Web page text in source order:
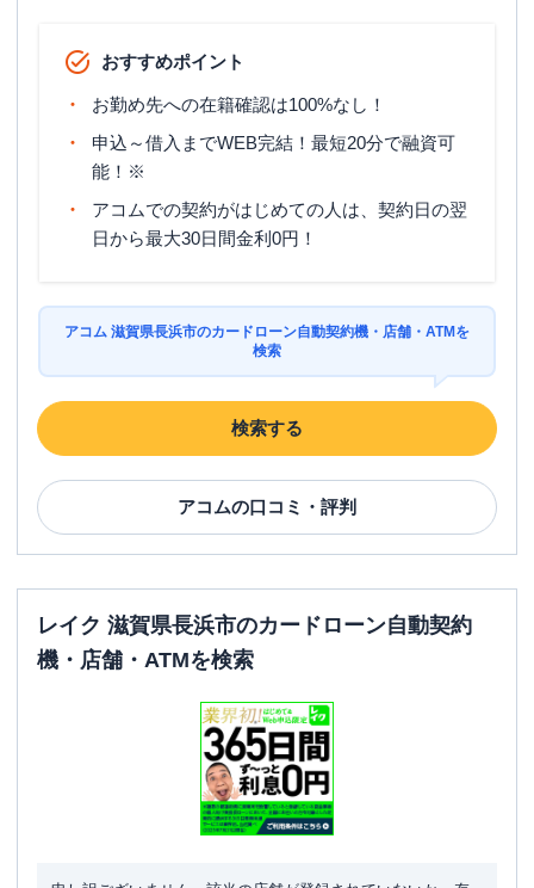
おすすめポイント
お勤め先への在籍確認は100%なし！
申込～借入までWEB完結！最短20分で融資可
能！※
アコムでの契約がはじめての人は、契約日の翌
日から最大30日間金利0円！
アコム 滋賀県長浜市のカードローン自動契約機・店舗・ATMを
検索
検索する
アコムの口コミ・評判
レイク 滋賀県長浜市のカードローン自動契約
機・店舗・ATMを検索